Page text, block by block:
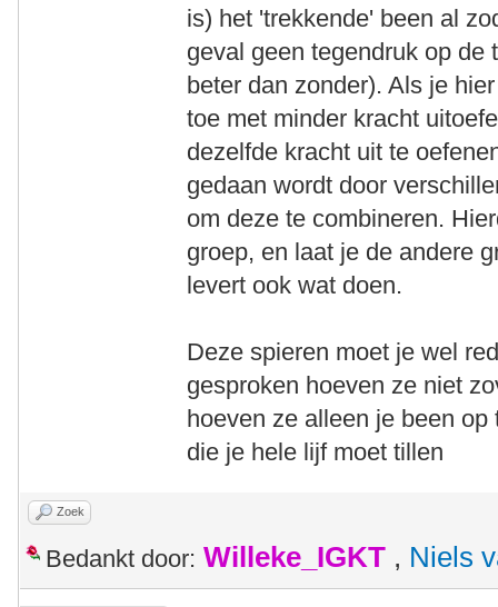
is) het 'trekkende' been al
geval geen tegendruk op de
beter dan zonder). Als je
toe met minder kracht
dezelfde kracht uit te
gedaan wordt door
om deze te combineren.
groep, en laat je de andere
levert ook wat doen.
Deze spieren moet je wel
gesproken hoeven ze niet
hoeven ze alleen je been
die je hele lijf moet tillen
Zoek
Bedankt door: Willeke_IGKT , Niels